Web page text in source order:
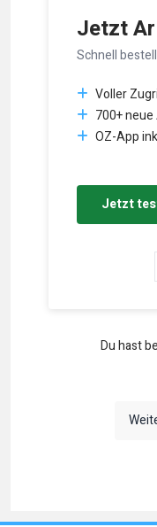
Jetzt
Schnell
Voller
700+
OZ-App
Jetzt
Du hast